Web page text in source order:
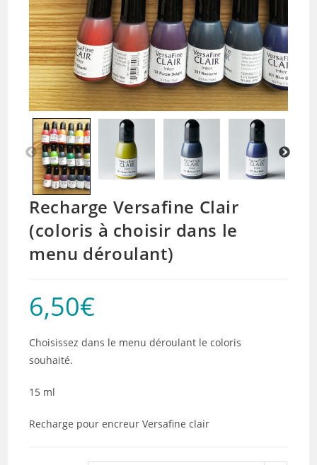
Recharge Versafine Clair
(coloris à choisir dans le
menu déroulant)
6,50€
Choisissez dans le menu déroulant le coloris
souhaité.
15 ml
Recharge pour encreur Versafine clair